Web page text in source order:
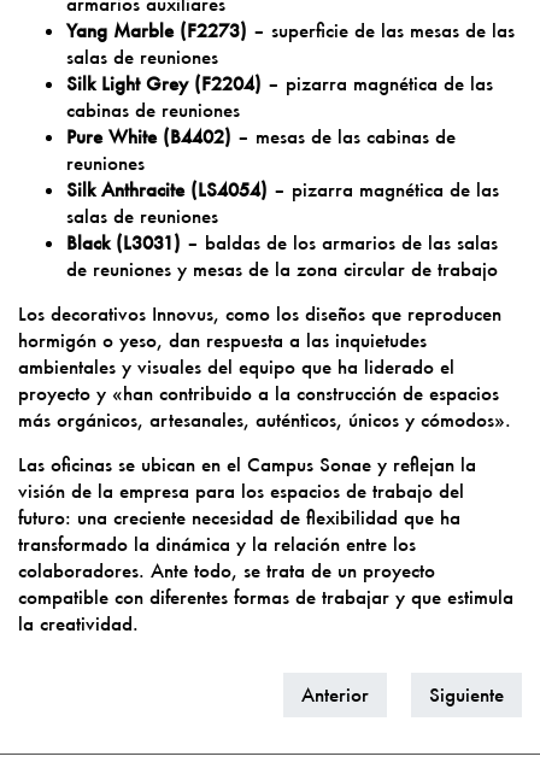
Yang Marble (F2273) – superficie de las mesas de las
salas de reuniones
Silk Light Grey (F2204) – pizarra magnética de las
cabinas de reuniones
Pure White (B4402) – mesas de las cabinas de
reuniones
Silk Anthracite (LS4054) – pizarra magnética de las
salas de reuniones
Black (L3031) – baldas de los armarios de las salas
de reuniones y mesas de la zona circular de trabajo
Los decorativos Innovus, como los diseños que reproducen
hormigón o yeso, dan respuesta a las inquietudes
ambientales y visuales del equipo que ha liderado el
proyecto y «han contribuido a la construcción de espacios
más orgánicos, artesanales, auténticos, únicos y cómodos».
Las oficinas se ubican en el Campus Sonae y reflejan la
visión de la empresa para los espacios de trabajo del
futuro: una creciente necesidad de flexibilidad que ha
transformado la dinámica y la relación entre los
colaboradores. Ante todo, se trata de un proyecto
compatible con diferentes formas de trabajar y que estimula
la creatividad.
Anterior Siguiente